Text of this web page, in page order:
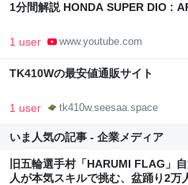
1分間解説 HONDA SUPER DIO :
1 user www.youtube.com
TK410Wの最安値通販サイト
1 user tk410w.seesaa.space
いま人気の記事 - 企業メディア
旧五輪選手村「HARUMI FLAG」
人が本気スキルで挑む、盆踊り2万